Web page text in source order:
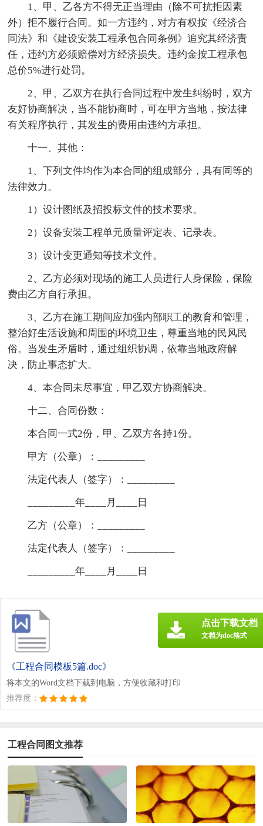
1、甲、乙各方不得无正当理由（除不可抗拒因素
外）拒不履行合同。如一方违约，对方有权按《经济合
同法》和《建设安装工程承包合同条例》追究其经济责
任，违约方必须赔偿对方经济损失。违约金按工程承包
总价5%进行处罚。
2、甲、乙双方在执行合同过程中发生纠纷时，双方
友好协商解决，当不能协商时，可在甲方当地，按法律
有关程序执行，其发生的费用由违约方承担。
十一、其他：
1、下列文件均作为本合同的组成部分，具有同等的
法律效力。
1）设计图纸及招投标文件的技术要求。
2）设备安装工程单元质量评定表、记录表。
3）设计变更通知等技术文件。
2、乙方必须对现场的施工人员进行人身保险，保险
费由乙方自行承担。
3、乙方在施工期间应加强内部职工的教育和管理，
整治好生活设施和周围的环境卫生，尊重当地的民风民
俗。当发生矛盾时，通过组织协调，依靠当地政府解
决，防止事态扩大。
4、本合同未尽事宜，甲乙双方协商解决。
十二、合同份数：
本合同一式2份，甲、乙双方各持1份。
甲方（公章）：_________
法定代表人（签字）：_________
_________年____月____日
乙方（公章）：_________
法定代表人（签字）：_________
_________年____月____日
《工程合同模板5篇.doc》
将本文的Word文档下载到电脑，方便收藏和打印
推荐度：
点击下载文档
文档为doc格式
工程合同图文推荐